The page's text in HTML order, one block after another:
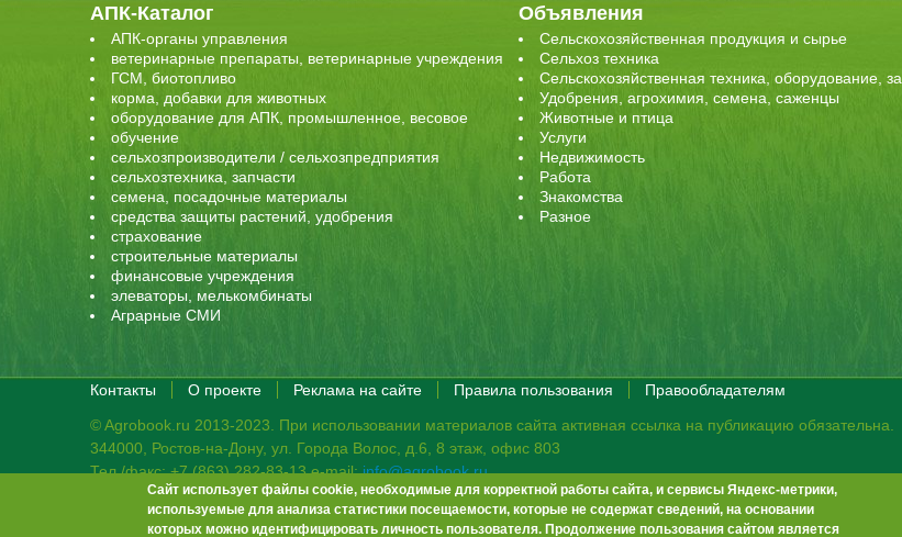
АПК-Каталог
АПК-органы управления
ветеринарные препараты, ветеринарные учреждения
ГСМ, биотопливо
корма, добавки для животных
оборудование для АПК, промышленное, весовое
обучение
сельхозпроизводители / сельхозпредприятия
сельхозтехника, запчасти
семена, посадочные материалы
средства защиты растений, удобрения
страхование
строительные материалы
финансовые учреждения
элеваторы, мелькомбинаты
Аграрные СМИ
Объявления
Сельскохозяйственная продукция и сырье
Сельхоз техника
Сельскохозяйственная техника, оборудование,
Удобрения, агрохимия, семена, саженцы
Животные и птица
Услуги
Недвижимость
Работа
Знакомства
Разное
Контакты О проекте Реклама на сайте Правила пользования
Правообладателям
© Agrobook.ru 2013-2023. При использовании материалов сайта активная ссылка на публикацию обязательна.
344000, Ростов-на-Дону, ул. Города Волос, д.6, 8 этаж, офис 803
Тел./факс: +7 (863) 282-83-13 e-mail:info@agrobook.ru
Возрастная категория сайта: 16+. Объявления на сайте не премодерируются.Положение о защите
Гала Алиевна Каймакчи – редактор, тел.: (863) 282-83-13info@agrobook.ru
Сайт использует файлы cookie, необходимые для корректной работы сайта, и сервисы Яндекс-метрики,
используемые для анализа статистики посещаемости, которые не содержат сведений, на основании
которых можно идентифицировать личность пользователя. Продолжение пользования сайтом является